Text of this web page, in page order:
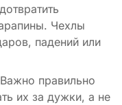
Чехлы
падений или
правильно
их за дужки, а не